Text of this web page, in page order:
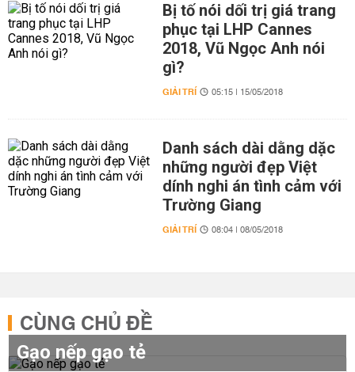
Bị tố nói dối trị giá trang
phục tại LHP Cannes
2018, Vũ Ngọc Anh nói
gì?
GIẢI TRÍ 05:15 | 15/05/2018
Danh sách dài dằng dặc
những người đẹp Việt
dính nghi án tình cảm với
Trường Giang
GIẢI TRÍ 08:04 | 08/05/2018
CÙNG CHỦ ĐỀ
Gạo nếp gạo tẻ